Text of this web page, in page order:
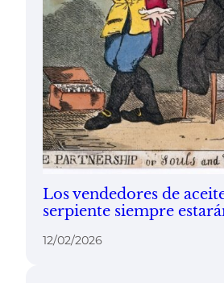
Los vendedores de
serpiente siempre
12/02/2026